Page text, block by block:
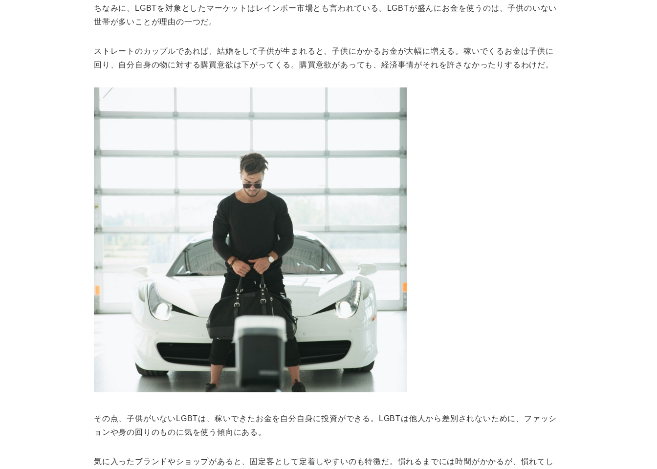
ちなみに、LGBTを対象としたマーケットはレインボー市場とも言われている。LGBTが盛んにお金を使うのは、子供のいない
世帯が多いことが理由の一つだ。
ストレートのカップルであれば、結婚をして子供が生まれると、子供にかかるお金が大幅に増える。稼いでくるお金は子供に
回り、自分自身の物に対する購買意欲は下がってくる。購買意欲があっても、経済事情がそれを許さなかったりするわけだ。
その点、子供がいないLGBTは、稼いできたお金を自分自身に投資ができる。LGBTは他人から差別されないために、ファッシ
ョンや身の回りのものに気を使う傾向にある。
気に入ったブランドやショップがあると、固定客として定着しやすいのも特徴だ。慣れるまでには時間がかかるが、慣れてし